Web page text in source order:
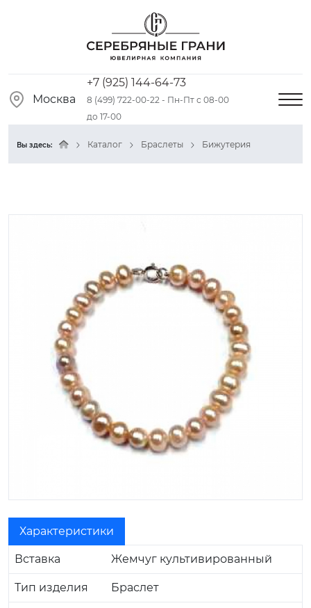
Москва
+7 (925) 144-64-73
8 (499) 722-00-22 - Пн-Пт с 08-00
до 17-00
Вы здесь: Каталог Браслеты Бижутерия
Характеристики
Вставка Жемчуг культивированный
Тип изделия Браслет